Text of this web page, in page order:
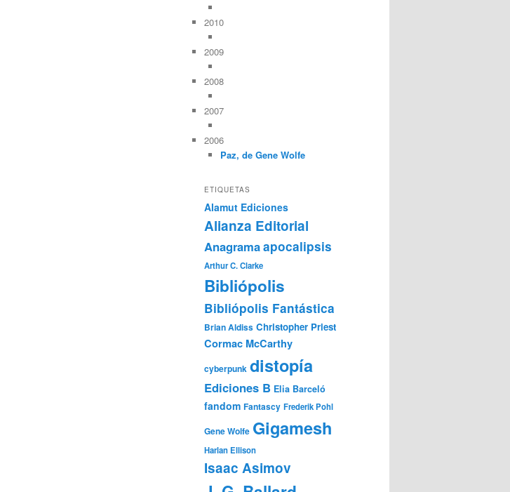
2010
2009
2008
2007
2006
Paz, de Gene Wolfe
ETIQUETAS
Alamut Ediciones
Alianza Editorial
Anagramaapocalipsis
Arthur C. Clarke
Bibliópolis
Bibliópolis Fantástica
Brian Aldiss Christopher Priest
Cormac McCarthy
cyberpunk distopía
Ediciones B Elia Barceló
fandom Fantascy Frederik Pohl
Gene Wolfe Gigamesh
Harlan Ellison
Isaac Asimov